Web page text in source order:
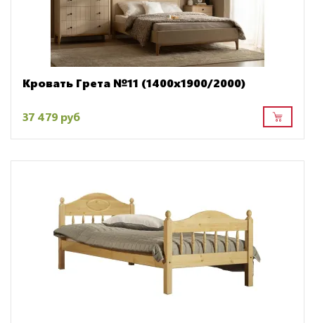
Кровать Грета №11 (1400х1900/2000)
37 479 руб